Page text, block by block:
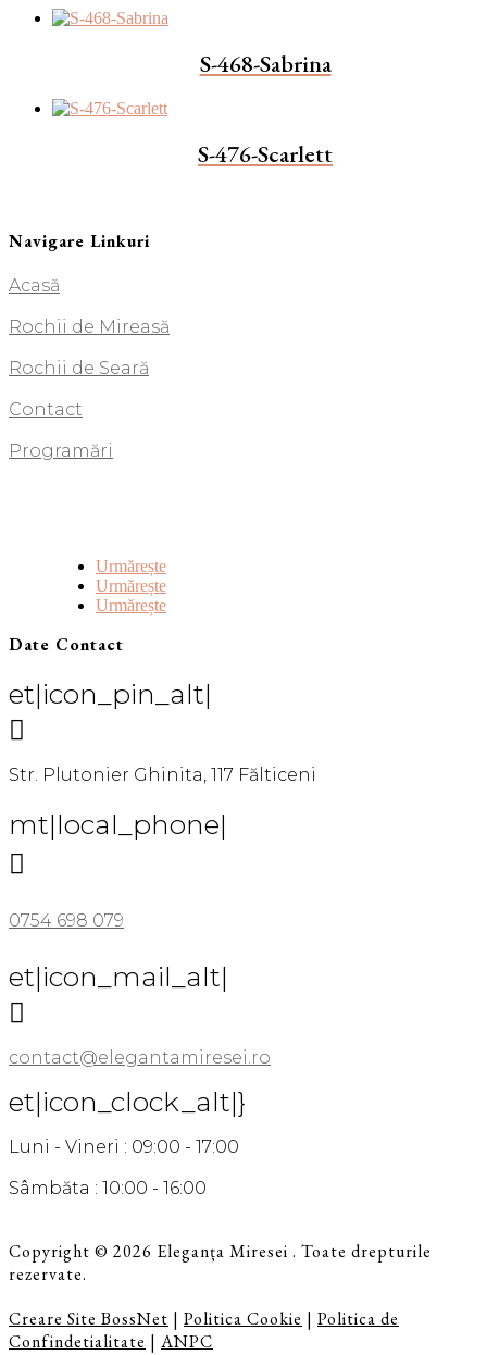
S-468-Sabrina
S-476-Scarlett
Navigare Linkuri
Acasă
Rochii de Mireasă
Rochii de Seară
Contact
Programări
Urmărește
Urmărește
Urmărește
Date Contact
et|icon_pin_alt|

Str. Plutonier Ghinita, 117 Fălticeni
mt|local_phone|

0754 698 079
et|icon_mail_alt|

contact@elegantamiresei.ro
et|icon_clock_alt|}
Luni - Vineri : 09:00 - 17:00
Sâmbăta : 10:00 - 16:00
Copyright © 2026 Eleganța Miresei . Toate drepturile
rezervate.
Creare Site BossNet | Politica Cookie | Politica de
Confindetialitate | ANPC